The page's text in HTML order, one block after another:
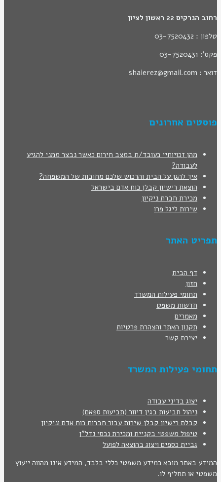
רחוב הנרקיס 22 ראשון לציון
טלפון : 03-7520432
פקס': 03-7520431
דואר : shaierez@gmail.com
פוסטים אחרונים
מהן זכויותיי כעובד/ת במצב חירום כאשר נבצר ממני להגיע
לעבודה?
איך להגן על הבית והרכוש שלכם מחובות של המשפחה?
הוצאת רישיון קבלן כוח אדם בישראל
מכירת חברת ניקיון
שירות ליגל פרו
תפריט האתר
דף הבית
חזון
תחומי פעילות המשרד
חדשות משפט
מאמרים
תקנון האתר והצהרת פרטיות
יצירת קשר
תחומי פעילות המשרד
יצוג בדיני עבודה
ניהול תביעות בגין דיוור (תביעות ספאם)
קבלת רישיון קבלן שירות עבור חברות כוח אדם וניקיון
טיפול משפטי בקניית ומכירת נכסי נדל"ן
גביית כספים ויצוג בהוצאה לפועל
המידע באתר מובא כמידע משפטי כללי בלבד, המידע אינו מהווה ייעוץ
משפטי או תחליף לו.